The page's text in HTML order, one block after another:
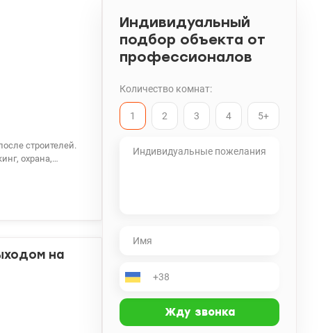
охрана,
на
Индивидуальный
подбор объекта от
профессионалов
Количество комнат:
1 2 3 4 5+